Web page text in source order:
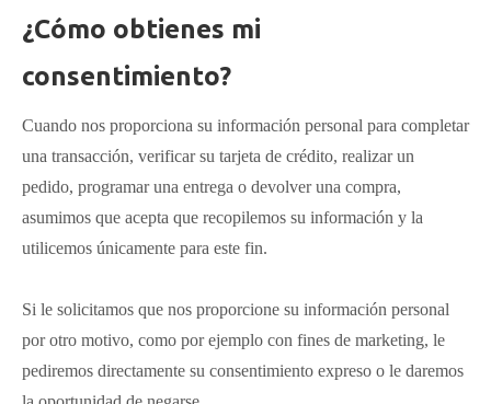
¿Cómo obtienes mi
consentimiento?
Cuando nos proporciona su información personal para completar
una transacción, verificar su tarjeta de crédito, realizar un
pedido, programar una entrega o devolver una compra,
asumimos que acepta que recopilemos su información y la
utilicemos únicamente para este fin.
Si le solicitamos que nos proporcione su información personal
por otro motivo, como por ejemplo con fines de marketing, le
pediremos directamente su consentimiento expreso o le daremos